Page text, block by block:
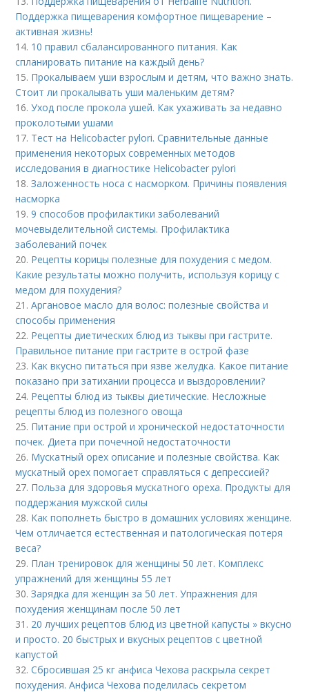
Поддержка пищеварения комфортное пищеварение –
активная жизнь!
14. 10 правил сбалансированного питания. Как
спланировать питание на каждый день?
15. Прокалываем уши взрослым и детям, что важно знать.
Стоит ли прокалывать уши маленьким детям?
16.Уход после прокола ушей. Как ухаживать за недавно
проколотыми ушами
17. Тест на Helicobacter pylori. Сравнительные данные
применения некоторых современных методов
исследования в диагностике Helicobacter pylori
18.Заложенность носа с насморком. Причины появления
насморка
19.9 способов профилактики заболеваний
мочевыделительной системы. Профилактика
заболеваний почек
20. Рецепты корицы полезные для похудения с медом.
Какие результаты можно получить, используя корицу с
медом для похудения?
21.Аргановое масло для волос: полезные свойства и
способы применения
22. Рецепты диетических блюд из тыквы при гастрите.
Правильное питание при гастрите в острой фазе
23. Как вкусно питаться при язве желудка. Какое питание
показано при затихании процесса и выздоровлении?
24. Рецепты блюд из тыквы диетические. Несложные
рецепты блюд из полезного овоща
25. Питание при острой и хронической недостаточности
почек. Диета при почечной недостаточности
26. Мускатный орех описание и полезные свойства. Как
мускатный орех помогает справляться с депрессией?
27. Польза для здоровья мускатного ореха. Продукты для
поддержания мужской силы
28. Как пополнеть быстро в домашних условиях женщине.
Чем отличается естественная и патологическая потеря
веса?
29. План тренировок для женщины 50 лет. Комплекс
упражнений для женщины 55 лет
30.Зарядка для женщин за 50 лет. Упражнения для
похудения женщинам после 50 лет
31. 20 лучших рецептов блюд из цветной капусты » вкусно
и просто. 20 быстрых и вкусных рецептов с цветной
капустой
32.Сбросившая 25 кг анфиса Чехова раскрыла секрет
похудения. Анфиса Чехова поделилась секретом